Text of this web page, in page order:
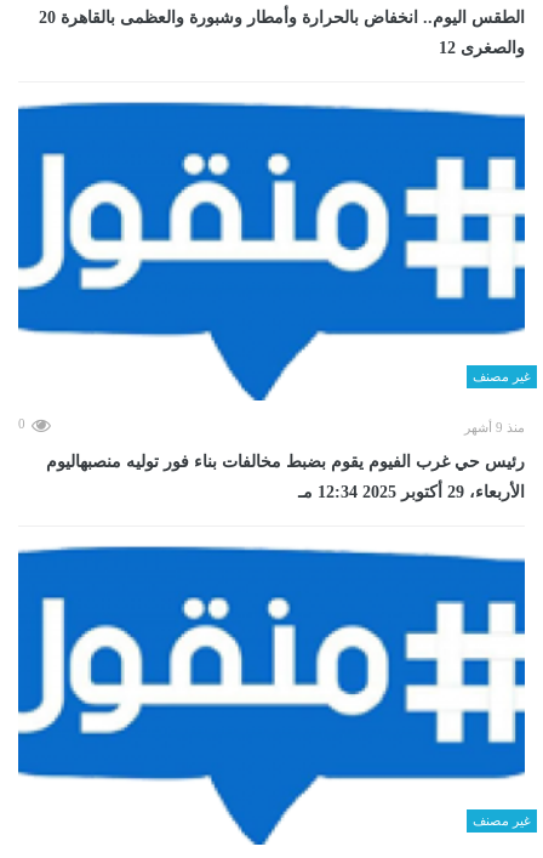
الطقس اليوم.. انخفاض بالحرارة وأمطار وشبورة والعظمى بالقاهرة 20
والصغرى 12
غير مصنف
منذ 9 أشهر 0
رئيس حي غرب الفيوم يقوم بضبط مخالفات بناء فور توليه منصبهاليوم
الأربعاء، 29 أكتوبر 2025 12:34 مـ
غير مصنف